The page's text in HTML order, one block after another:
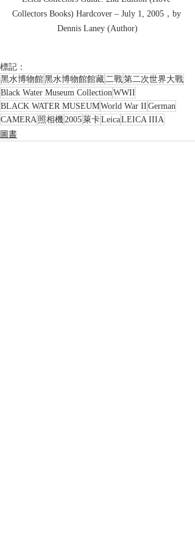
Collectors Books) Hardcover – July 1, 2005，by
Dennis Laney (Author)
標記：
黑水博物館黑水博物館館藏二戰第二次世界大戰
Black Water Museum CollectionWWII
BLACK WATER MUSEUMWorld War II German
CAMERA 照相機2005萊卡LeicaLEICA IIIA
圖書